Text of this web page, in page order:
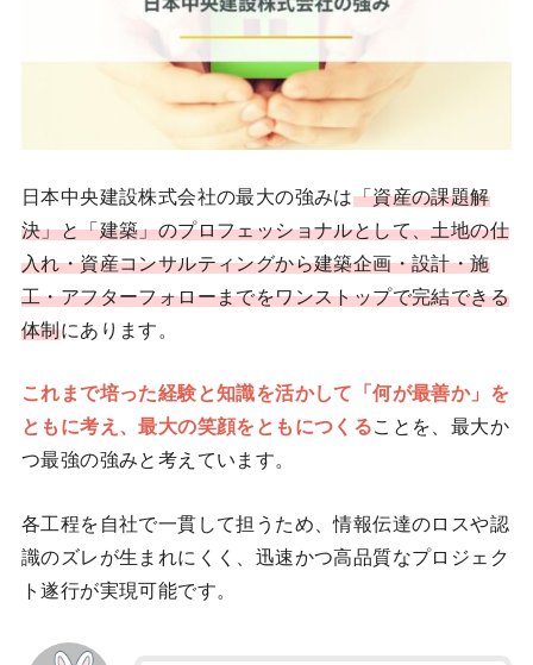
日本中央建設株式会社の最大の強みは「資産の課題解
決」と「建築」のプロフェッショナルとして、土地の仕
入れ・資産コンサルティングから建築企画・設計・施
工・アフターフォローまでをワンストップで完結できる
体制にあります。
これまで培った経験と知識を活かして「何が最善か」を
ともに考え、最大の笑顔をともにつくることを、最大か
つ最強の強みと考えています。
各工程を自社で一貫して担うため、情報伝達のロスや認
識のズレが生まれにくく、迅速かつ高品質なプロジェク
ト遂行が実現可能です。